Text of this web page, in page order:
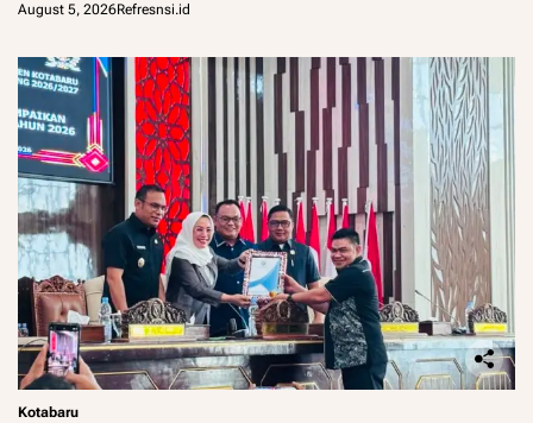
August 5, 2026Refresnsi.id
Kotabaru